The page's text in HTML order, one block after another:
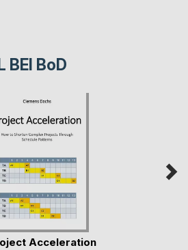
BEI BoD
Acceleration